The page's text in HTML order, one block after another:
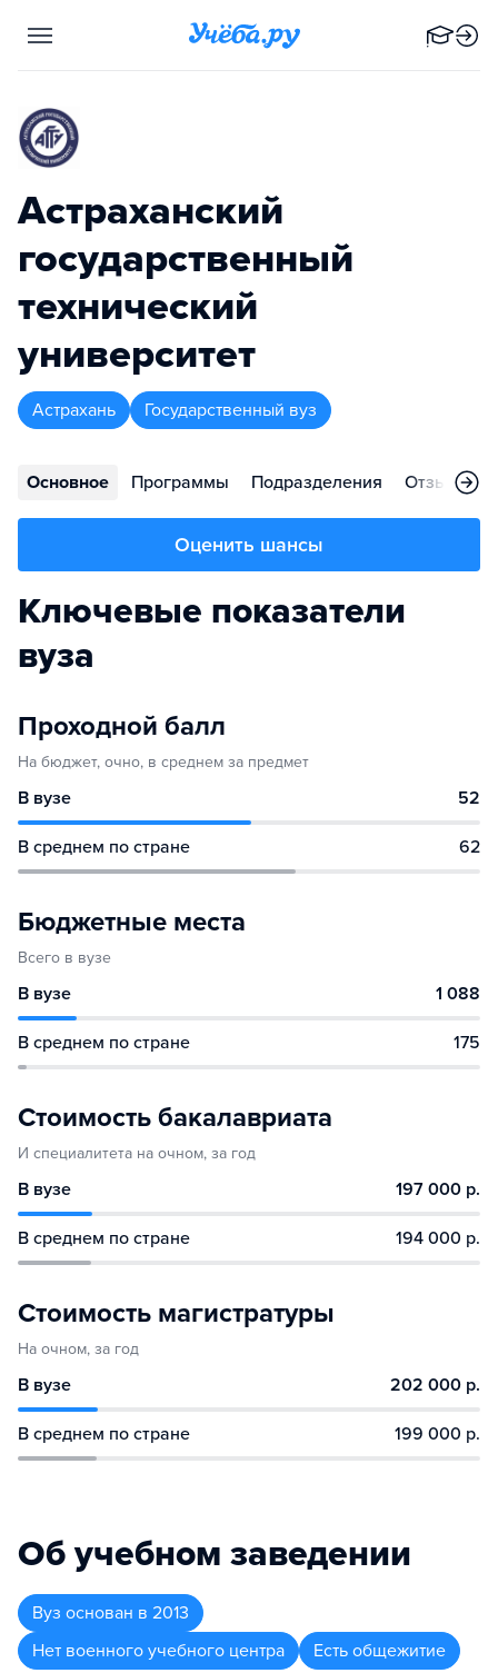
Астраханский
государственный
технический
университет
Астрахань Государственный вуз
Основное Программы Подразделения Отзывы
Оценить шансы
Ключевые показатели
вуза
Проходной балл
На бюджет, очно, в среднем за предмет
В вузе 52
В среднем по стране 62
Бюджетные места
Всего в вузе
В вузе 1 088
В среднем по стране 175
Стоимость бакалавриата
И специалитета на очном, за год
В вузе 197 000 р.
В среднем по стране 194 000 р.
Стоимость магистратуры
На очном, за год
В вузе 202 000 р.
В среднем по стране 199 000 р.
Об учебном заведении
Вуз основан в 2013
Нет военного учебного центра
Есть общежитие